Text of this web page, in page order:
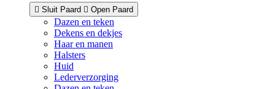
Sluit Paard Open Paard
Dazen en teken
Dekens en dekjes
Haar en manen
Halsters
Huid
Lederverzorging